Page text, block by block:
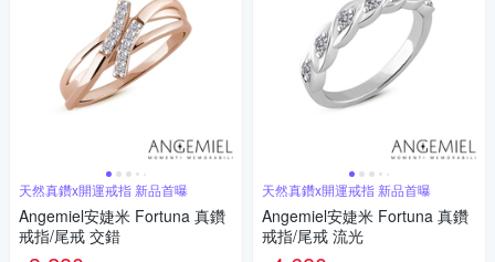
天然真鑽x開運戒指 新品首曝
Angemiel安婕米 Fortuna 真鑽
戒指/尾戒 交錯
天然真鑽x開運戒指 新品首曝
Angemiel安婕米 Fortuna 真鑽
戒指/尾戒 流光